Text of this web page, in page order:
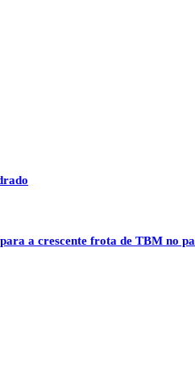
a crescente frota de TBM no